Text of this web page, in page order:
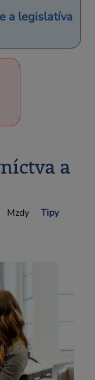
a legislatíva
a
Mzdy Tipy